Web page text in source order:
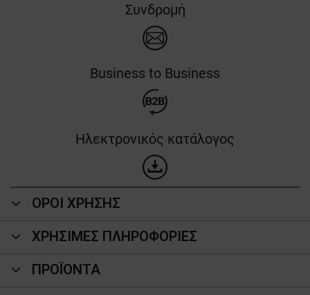
Συνδρομή
Business to Business
Ηλεκτρονικός κατάλογος
ΟΡΟΙ ΧΡΗΣΗΣ
ΧΡΗΣΙΜΕΣ ΠΛΗΡΟΦΟΡΙΕΣ
ΠΡΟΪΌΝΤΑ